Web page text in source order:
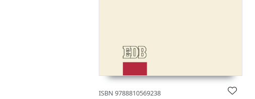
ISBN 9788810569238